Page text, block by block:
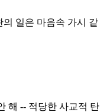
일은 마음속 가시 같
해 -- 적당한 사교적 탄